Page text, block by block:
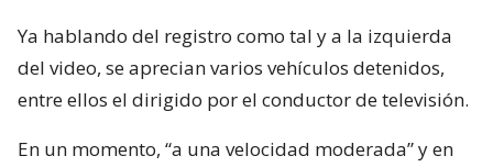
Ya hablando del registro como tal y a la izquierda
del video, se aprecian varios vehículos detenidos,
entre ellos el dirigido por el conductor de televisión.
En un momento, “a una velocidad moderada” y en